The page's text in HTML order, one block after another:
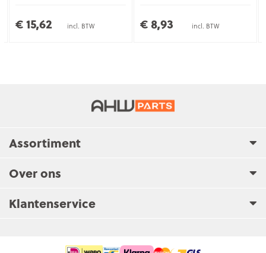
€ 15,62 incl. BTW € 8,93 incl. BTW
Assortiment
Over ons
Klantenservice